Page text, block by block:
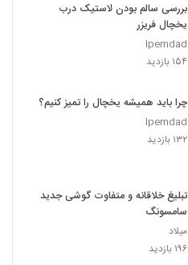
بررسی سالم بودن لاستیک درب
یخچال فریزر
Ipemdad
۱۵۴ بازدید
چرا باید همیشه یخچال را تمیز کنیم؟
Ipemdad
۱۳۲ بازدید
تبلیغ خلاقانه و متفاوت گوشی جدید
سامسونگ
میلاد
۱۹۶ بازدید